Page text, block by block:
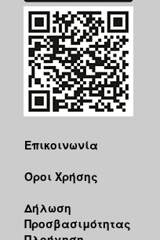
Επικοινωνία
Όροι Χρήσης
Δήλωση
Προσβασιμότητας